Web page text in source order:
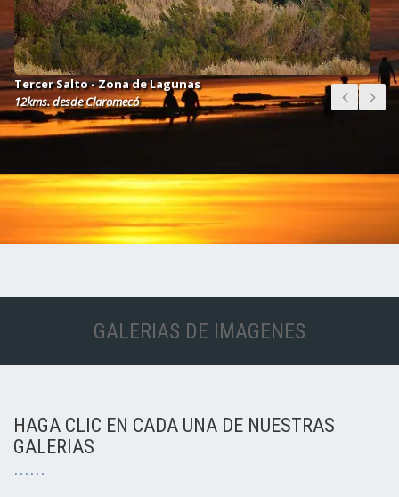
Tercer Salto - Zona de Lagunas
12kms. desde Claromecó
Maravillosas Playas y un entorno boscoso único
GALERIAS DE IMAGENES
HAGA CLIC EN CADA UNA DE NUESTRAS
GALERIAS